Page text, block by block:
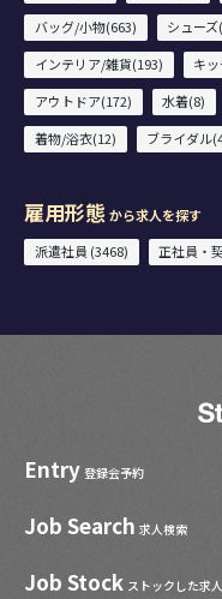
バッグ/小物(663)
シュー
インテリア/雑貨(193)
キ
アウトドア(172)
水着(8)
着物/浴衣(12)
ブライダル
雇用形態 から求人を探す
派遣社員 (3468)
正社員・
Entry 登録会予約
Job Search 求人検索
Job Stock ストックした求人